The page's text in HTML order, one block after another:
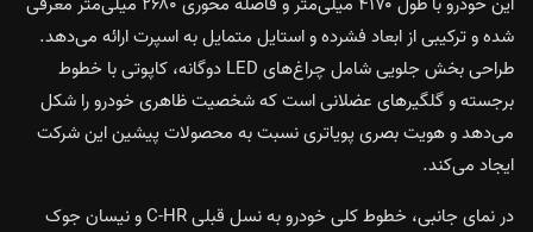
شده و ترکیبی از ابعاد فشرده و استایل متمایل به اسپرت ارائه می‌دهد.
طراحی بخش جلویی شامل چراغ‌های LED دوگانه، کاپوتی با خطوط
برجسته و گلگیرهای عضلانی است که شخصیت ظاهری خودرو را شکل
می‌دهد و هویت بصری پویاتری نسبت به محصولات پیشین این شرکت
ایجاد می‌کند.
در نمای جانبی، خطوط کلی خودرو به نسل قبلی C-HR و نيسان جوک